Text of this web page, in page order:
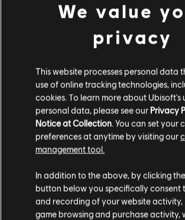
Vai al tuo store locale in modo da
acquisti.
We value
privacy
This website processes personal data
use of online tracking technologies,
cookies. To learn more about Ubisoft's
personal data, please see our Privacy
Notice at Collection . You can set your
preferences at anytime by visiting our
management tool.
In addition to the above, by clicking
button below you specifically consent
and recording of your website activity,
game browsing and purchase activity,